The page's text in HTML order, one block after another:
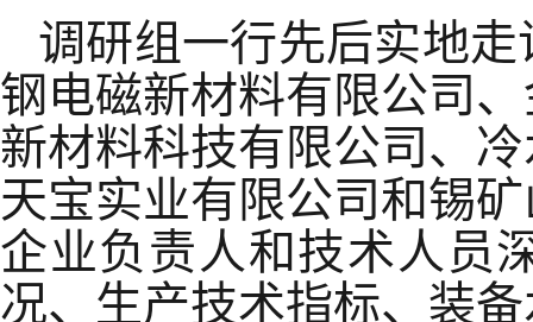
调研组一行先后实地
钢电磁新材料有限公司、
新材料科技有限公司 、
天宝实业有限公司和锡
企业负责人和技术人员
况、生产技术指标、装